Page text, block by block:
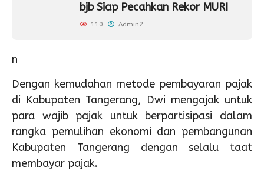
bjb Siap Pecahkan Rekor MURI
110 Admin2
n
Dengan kemudahan metode pembayaran pajak
di Kabupaten Tangerang, Dwi mengajak untuk
para wajib pajak untuk berpartisipasi dalam
rangka pemulihan ekonomi dan pembangunan
Kabupaten Tangerang dengan selalu taat
membayar pajak.